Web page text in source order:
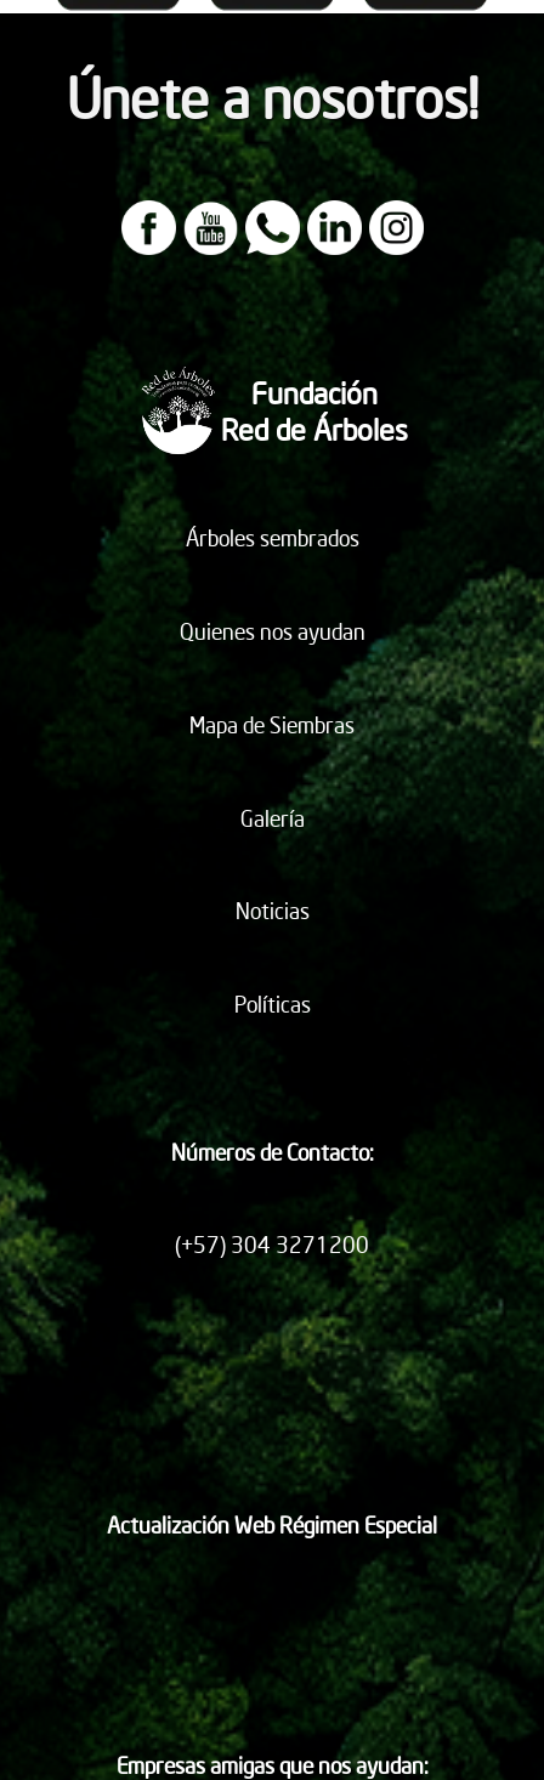
Únete a nosotros!
Fundación
Red de Árboles
Árboles sembrados
Quienes nos ayudan
Mapa de Siembras
Galería
Noticias
Políticas
Números de Contacto:
(+57) 304 3271200
Actualización Web Régimen Especial
Empresas amigas que nos ayudan: